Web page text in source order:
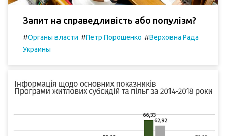
Запит на справедливість або популізм?
#Органы власти #Петр Порошенко #Верховна Рада
Украины